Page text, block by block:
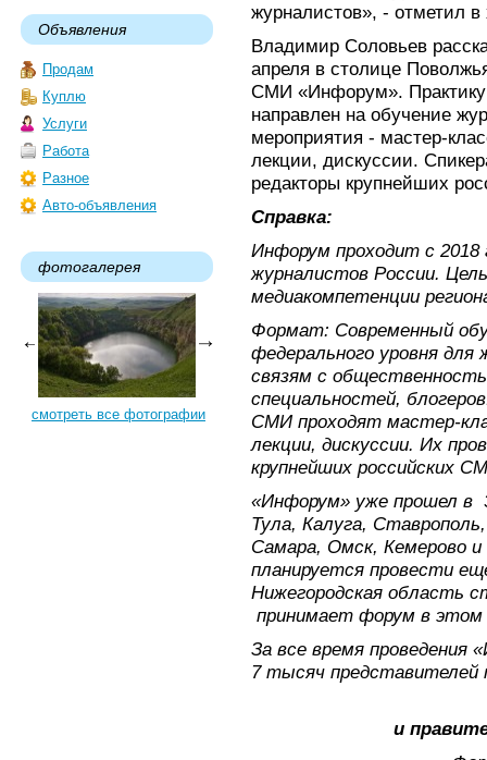
Объявления
Продам
Куплю
Услуги
Работа
Разное
Авто-объявления
фотогалерея
смотреть все фотографии
журналистов», - отметил
Владимир Соловьев
апреля в столице
СМИ «Инфорум».
направлен на обучение
мероприятия - мастер-
лекции, дискуссии.
редакторы крупнейших
Справка:
Инфорум проходит с
журналистов России.
медиакомпетенции
Формат: Современный
федерального уровня
связям с
специальностей,
СМИ проходят мастер-
лекции, дискуссии. Их
крупнейших российских
«Инфорум» уже прошел в
Тула, Калуга,
Самара, Омск, Кемерово и
планируется провести
Нижегородская область
принимает форум в этом
За все время проведения
7 тысяч представителей
и